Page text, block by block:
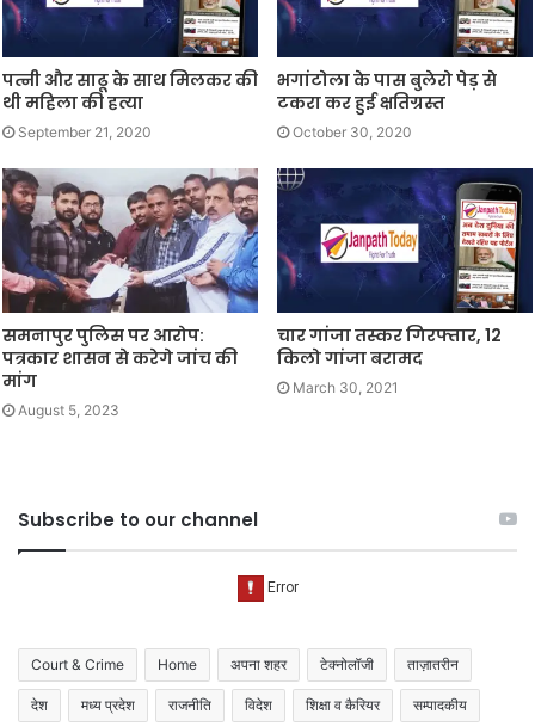
पत्नी और साढू के साथ मिलकर की
थी महिला की हत्या
September 21, 2020
भगांटोला के पास बुलेरो पेड़ से
टकरा कर हुई क्षतिग्रस्त
October 30, 2020
समनापुर पुलिस पर आरोप:
पत्रकार शासन से करेगे जांच की
मांग
August 5, 2023
चार गांजा तस्कर गिरफ्तार, 12
किलो गांजा बरामद
March 30, 2021
Subscribe to our channel
Court & Crime Home अपना शहर टेक्नोलॉजी ताज़ातरीन
देश मध्य प्रदेश राजनीति विदेश शिक्षा व कैरियर सम्पादकीय